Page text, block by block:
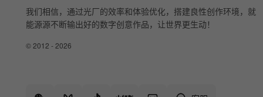
我们相信，通过光厂的效率和体验优化，搭建良性创作环境，就
能源源不断输出好的数字创意作品，让世界更生动！
© 2012 - 2026